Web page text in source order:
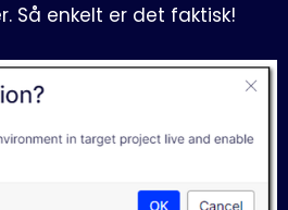
Så enkelt er det faktisk!